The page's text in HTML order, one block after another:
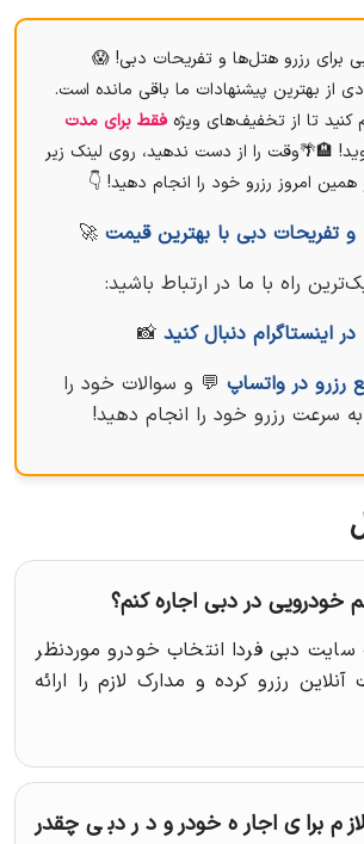
برای رزرو هتل‌ها و تفریحات دبی! 😱
از بهترین پیشنهادات ما باقی مانده است.
کنید تا از تخفیف‌های ویژهفقط برای مدت
🏨🌴وقت را از دست ندهید، روی لینک زیر
امروز رزرو خود را انجام دهید! 👇
تفریحات دبی با بهترین قیمت 🚀
راه با ما در ارتباط باشید:
در اینستاگرام دنبال کنید 📸
رزرو در واتساپ 💬 و سوالات خود را
به سرعت رزرو خود را انجام دهید!
دبی فردا انتخاب خودرو موردنظر
رزرو کرده و مدارک لازم را ارائه
برای اجاره خودرو در دبی چقدر